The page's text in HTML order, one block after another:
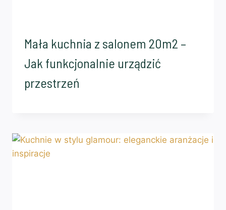
Mała kuchnia z salonem 20m2 –
Jak funkcjonalnie urządzić
przestrzeń